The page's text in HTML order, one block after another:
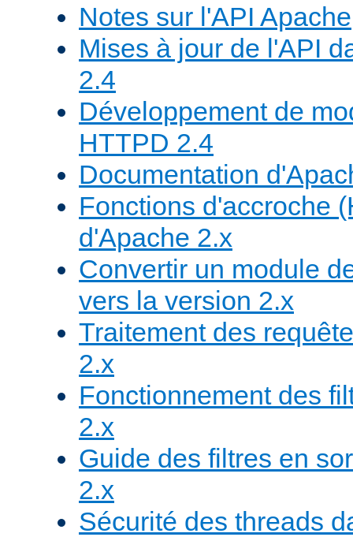
Notes sur l'API Apache
Mises à jour de l'API
2.4
Développement de
HTTPD 2.4
Documentation
Fonctions d'accroche
d'Apache 2.x
Convertir un module
vers la version 2.x
Traitement des
2.x
Fonctionnement des
2.x
Guide des filtres en
2.x
Sécurité des threads